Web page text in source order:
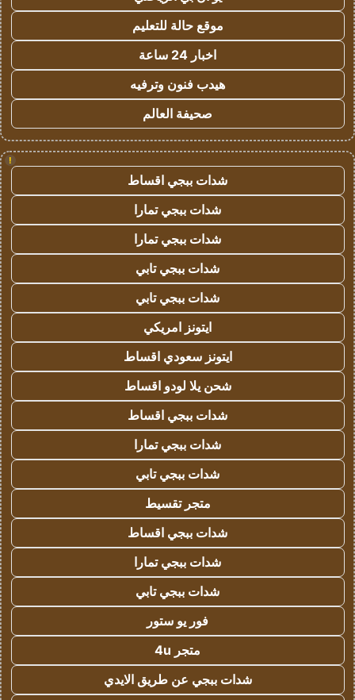
موقع حالة للتعليم
اخبار 24 ساعة
هيدب فنون وترفيه
صحيفة العالم
!
شدات ببجي اقساط
شدات ببجي تمارا
شدات ببجي تمارا
شدات ببجي تابي
شدات ببجي تابي
ايتونز امريكي
ايتونز سعودي اقساط
شحن يلا لودو اقساط
شدات ببجي اقساط
شدات ببجي تمارا
شدات ببجي تابي
متجر تقسيط
شدات ببجي اقساط
شدات ببجي تمارا
شدات ببجي تابي
فور يو ستور
متجر 4u
شدات ببجي عن طريق الايدي